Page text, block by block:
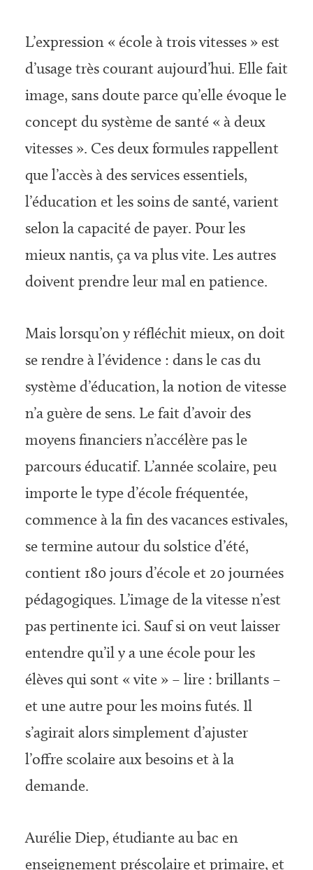
L’expression « école à trois vitesses » est
d’usage très cou­rant aujourd’hui. Elle fait
image, sans doute parce qu’elle évoque le
concept du système de santé « à deux
vitesses ». Ces deux formules rappellent
que l’accès à des services essentiels,
l’éducation et les soins de santé, varient
selon la capacité de payer. Pour les
mieux nantis, ça va plus vite. Les autres
doivent prendre leur mal en patience.
Mais lorsqu’on y réfléchit mieux, on doit
se rendre à l’évidence : dans le cas du
système d’éducation, la notion de vitesse
n’a guère de sens. Le fait d’avoir des
moyens finan­ciers n’accélère pas le
parcours éducatif. L’année scolaire, peu
importe le type d’école fréquentée,
commence à la fin des vacances estivales,
se termine autour du solstice d’été,
contient 180 jours d’école et 20 journées
pédagogiques. L’image de la vitesse n’est
pas pertinente ici. Sauf si on veut laisser
entendre qu’il y a une école pour les
élèves qui sont « vite » – lire : brillants –
et une autre pour les moins futés. Il
s’agirait alors simplement d’ajuster
l’offre scolaire aux besoins et à la
demande.
Aurélie Diep, étudiante au bac en
enseignement préscolaire et primaire, et